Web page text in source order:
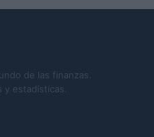
de las finanzas.
estadísticas.